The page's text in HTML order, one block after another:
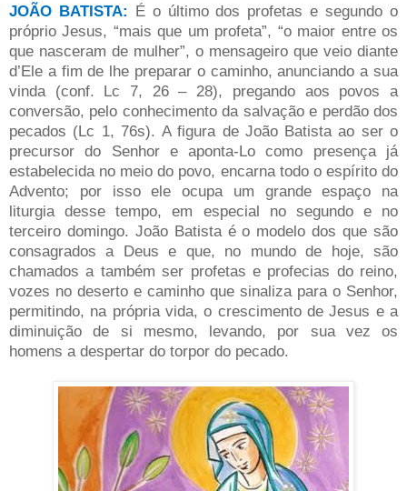
JOÃO BATISTA: É o último dos profetas e segundo o
próprio Jesus, “mais que um profeta”, “o maior entre os
que nasceram de mulher”, o mensageiro que veio diante
d’Ele a fim de lhe preparar o caminho, anunciando a sua
vinda (conf. Lc 7, 26 – 28), pregando aos povos a
conversão, pelo conhecimento da salvação e perdão dos
pecados (Lc 1, 76s).A figura de João Batista ao ser o
precursor do Senhor e aponta-Lo como presença já
estabelecida no meio do povo, encarna todo o espírito do
Advento; por isso ele ocupa um grande espaço na
liturgia desse tempo, em especial no segundo e no
terceiro domingo. João Batista é o modelo dos que são
consagrados a Deus e que, no mundo de hoje, são
chamados a também ser profetas e profecias do reino,
vozes no deserto e caminho que sinaliza para o Senhor,
permitindo, na própria vida, o crescimento de Jesus e a
diminuição de si mesmo, levando, por sua vez os
homens a despertar do torpor do pecado.